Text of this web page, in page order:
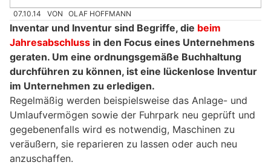
07.10.14 VON OLAF HOFFMANN
Inventar und Inventur sind Begriffe, die beim
Jahresabschluss in den Focus eines Unternehmens
geraten. Um eine ordnungsgemäße Buchhaltung
durchführen zu können, ist eine lückenlose Inventur
im Unternehmen zu erledigen.
Regelmäßig werden beispielsweise das Anlage- und
Umlaufvermögen sowie der Fuhrpark neu geprüft und
gegebenenfalls wird es notwendig, Maschinen zu
veräußern, sie reparieren zu lassen oder auch neu
anzuschaffen.